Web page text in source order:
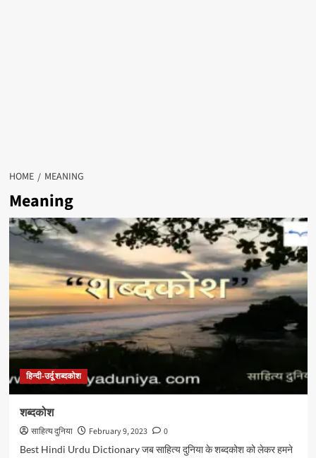
HOME MEANING
Meaning
हिन्दी-उर्दू शब्दकोश
शब्दकोश
साहित्य दुनिया February 9, 2023
0
Best Hindi Urdu Dictionary जब साहित्य दुनिया के शब्दकोश को लेकर हमने